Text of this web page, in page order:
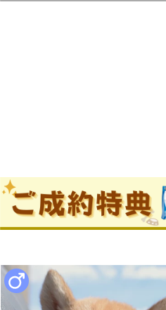
ブリーダーからの紹介文
成約済のた